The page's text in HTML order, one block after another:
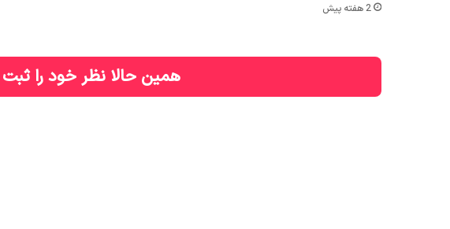
2 هفته پیش
همین حالا نظر خود را